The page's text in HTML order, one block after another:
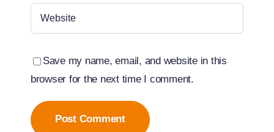
Save my name, email, and website in this
browser for the next time I comment.